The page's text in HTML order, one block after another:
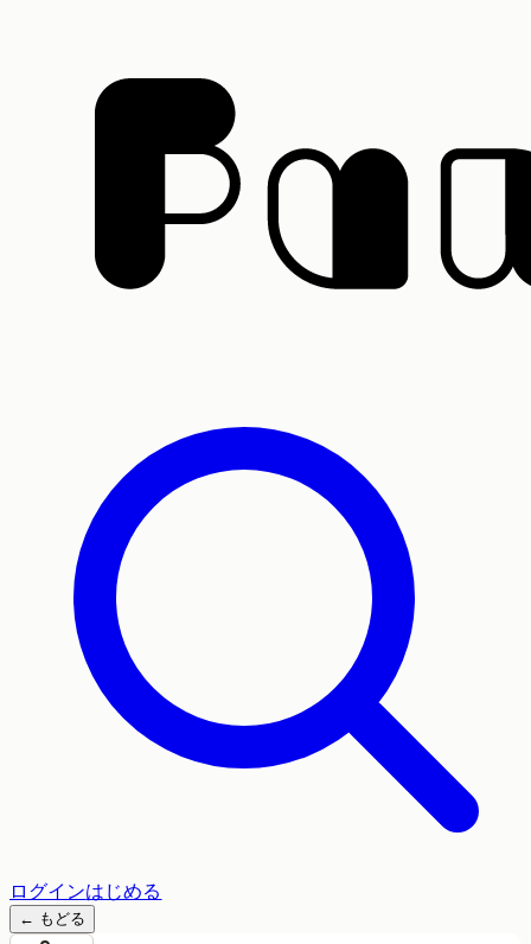
ログインはじめる
← もどる